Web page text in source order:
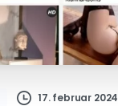
17. februar 2024